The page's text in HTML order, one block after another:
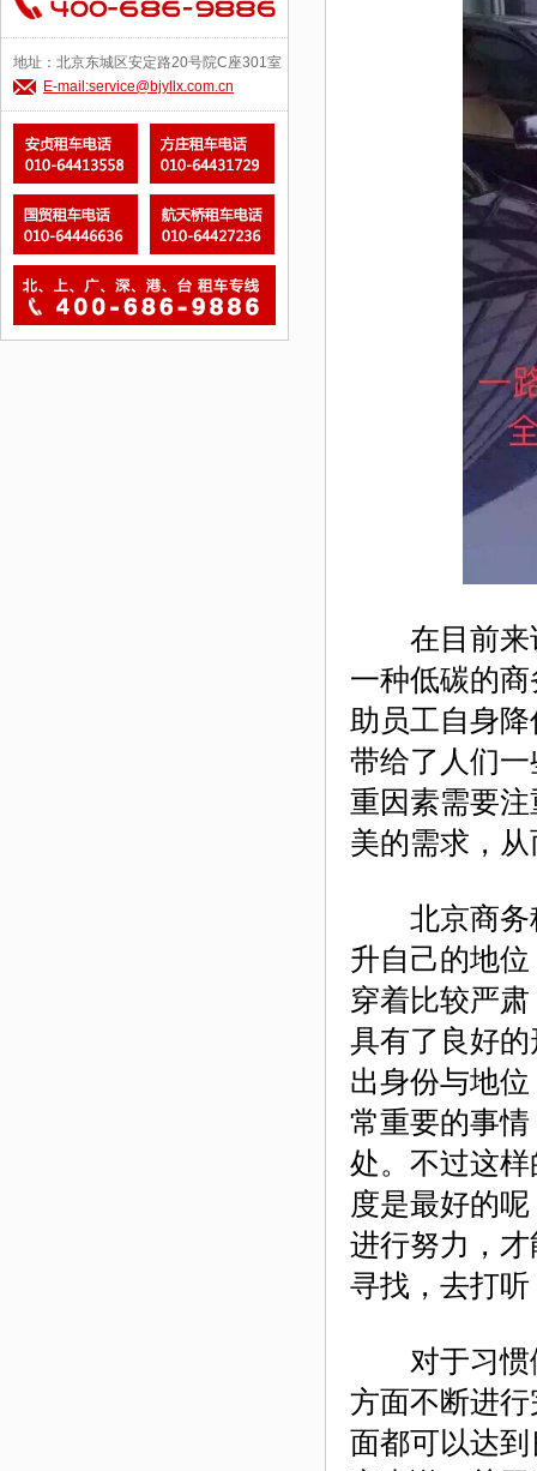
在目前来说
一种低碳的
助员工自身
带给了人们
重因素需要
美的需求，
北京商务
升自己的地
穿着比较严
具有了良好
出身份与地
常重要的事
处。不过这
度是最好的
进行努力，
寻找，去打
对于习惯做
方面不断进
面都可以达
地址：北京东城区安定路20号院C座301室
E-mail:service@bjyllx.com.cn